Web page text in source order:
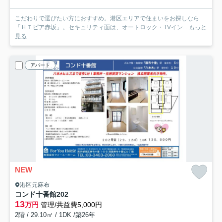
こだわりで選びたい方におすすめ。港区エリアで住まいをお探しなら
「ＨＴピア赤坂」。セキュリティ面は、オートロック・TVイン... もっと
見る
アパート
NEW
港区元麻布
コンド十番館202
13万円 管理/共益費5,000円
2階 / 29.10㎡ / 1DK /築26年